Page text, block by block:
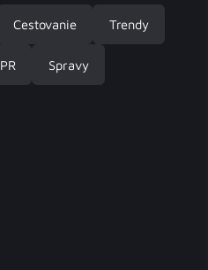
Cestovanie Trendy
PR Spravy